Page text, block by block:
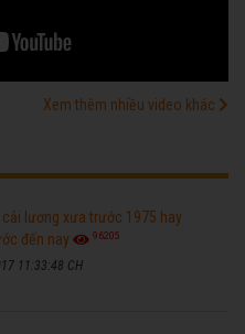
Xem thêm nhiều video khác
lương xưa trước 1975 hay
đến nay
96205
11:33:48 CH